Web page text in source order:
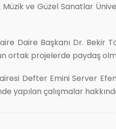
ve Güzel Sanatlar
Daire Başkanı Dr. Bekir
ortak projelerde paydaş
Defter Emini Server
yapılan çalışmalar